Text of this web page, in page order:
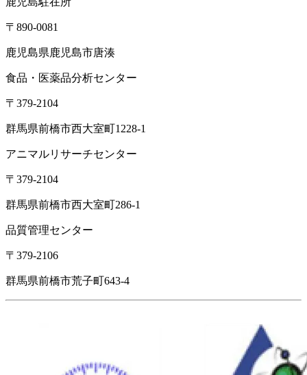
〒890-0081
鹿児島県鹿児島市唐湊
食品・医薬品分析センター
〒379-2104
群馬県前橋市西大室町1228-1
アニマルリサーチセンター
〒379-2104
群馬県前橋市西大室町286-1
品質管理センター
〒379-2106
群馬県前橋市荒子町643-4